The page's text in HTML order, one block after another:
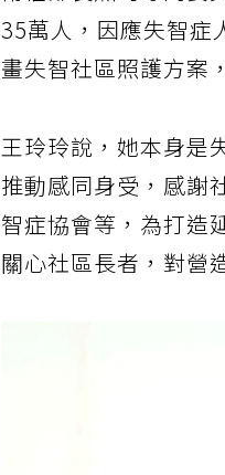
衛福部長照司專門委
35萬人，因應失智症
畫失智社區照護方案
王玲玲說，她本身是
推動感同身受，感謝
智症協會等，為打造
關心社區長者，對營